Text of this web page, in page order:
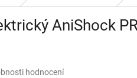
AniShock
hodnocení